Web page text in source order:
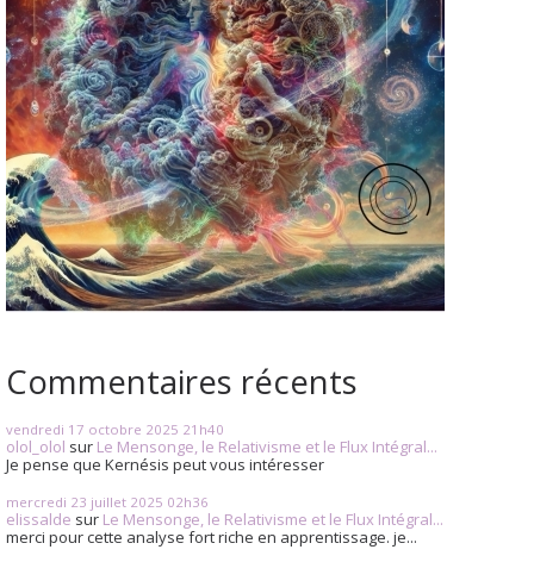
Commentaires récents
vendredi 17 octobre 2025 21h40
olol_olol sur Le Mensonge, le Relativisme et le Flux Intégral...
Je pense que Kernésis peut vous intéresser
mercredi 23 juillet 2025 02h36
elissalde sur Le Mensonge, le Relativisme et le Flux Intégral...
merci pour cette analyse fort riche en apprentissage. je...